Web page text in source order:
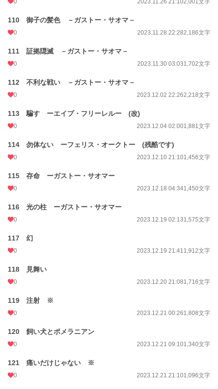
0 2023.11.26 21:102,001文字
110 御子の髪色 －ガストー・サオマ－
0 2023.11.28 22:282,186文字
111 証拠隠滅 －ガストー・サオマ－
0 2023.11.30 03:031,702文字
112 不利な戦い －ガストー・サオマ－
0 2023.12.02 22:262,218文字
113 騙す ーエイプ・フリーレルー (改)
0 2023.12.04 02:001,881文字
114 勿体ない ーフェリス・オークトー (残酷です)
0 2023.12.10 21:101,456文字
115 存命 ーガストー・サオマー
0 2023.12.18 04:341,450文字
116 光の柱 ーガストー・サオマー
0 2023.12.19 02:131,575文字
117 幻
0 2023.12.19 21:411,912文字
118 見舞い
0 2023.12.20 21:081,716文字
119 注射 ※
0 2023.12.21 00:261,808文字
120 飼い犬とポメラニアン
0 2023.12.21 09:101,340文字
121 痛いだけじゃない ※
0 2023.12.21 21:101,096文字